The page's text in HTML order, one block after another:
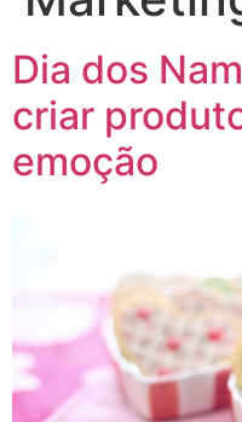
Dia dos
criar
emoção